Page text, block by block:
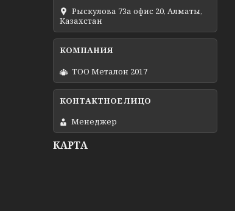
Рыскулова 73а офис 20, Алматы,
Казахстан
ТОО Металон 2017
Менеджер
КАРТА